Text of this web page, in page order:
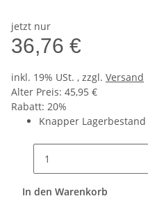
jetzt nur
36,76 €
inkl. 19% USt. , zzgl. Versand
Alter Preis: 45,95 €
Rabatt: 20%
Knapper Lagerbestand
In den Warenkorb